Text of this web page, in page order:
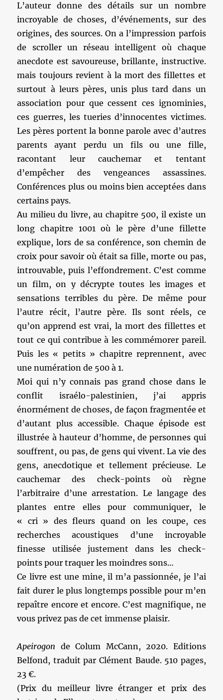
L’auteur donne des détails sur un nombre
incroyable de choses, d’événements, sur des
origines, des sources. On a l’impression parfois
de scroller un réseau intelligent où chaque
anecdote est savoureuse, brillante, instructive.
mais toujours revient à la mort des fillettes et
surtout à leurs pères, unis plus tard dans un
association pour que cessent ces ignominies,
ces guerres, les tueries d’innocentes victimes.
Les pères portent la bonne parole avec d’autres
parents ayant perdu un fils ou une fille,
racontant leur cauchemar et tentant
d’empêcher des vengeances assassines.
Conférences plus ou moins bien acceptées dans
certains pays.
Au milieu du livre, au chapitre 500, il existe un
long chapitre 1001 où le père d’une fillette
explique, lors de sa conférence, son chemin de
croix pour savoir où était sa fille, morte ou pas,
introuvable, puis l’effondrement. C’est comme
un film, on y décrypte toutes les images et
sensations terribles du père. De même pour
l’autre récit, l’autre père. Ils sont réels, ce
qu’on apprend est vrai, la mort des fillettes et
tout ce qui contribue à les commémorer pareil.
Puis les « petits » chapitre reprennent, avec
une numération de 500 à 1.
Moi qui n’y connais pas grand chose dans le
conflit israélo-palestinien, j’ai appris
énormément de choses, de façon fragmentée et
d’autant plus accessible. Chaque épisode est
illustrée à hauteur d’homme, de personnes qui
souffrent, ou pas, de gens qui vivent. La vie des
gens, anecdotique et tellement précieuse. Le
cauchemar des check-points où règne
l’arbitraire d’une arrestation. Le langage des
plantes entre elles pour communiquer, le
« cri » des fleurs quand on les coupe, ces
recherches acoustiques d’une incroyable
finesse utilisée justement dans les check-
points pour traquer les moindres sons…
Ce livre est une mine, il m’a passionnée, je l’ai
fait durer le plus longtemps possible pour m’en
repaître encore et encore. C’est magnifique, ne
vous privez pas de cet immense plaisir.
Apeirogon de Colum McCann, 2020. Editions
Belfond, traduit par Clément Baude. 510 pages,
23 €.
(Prix du meilleur livre étranger et prix des